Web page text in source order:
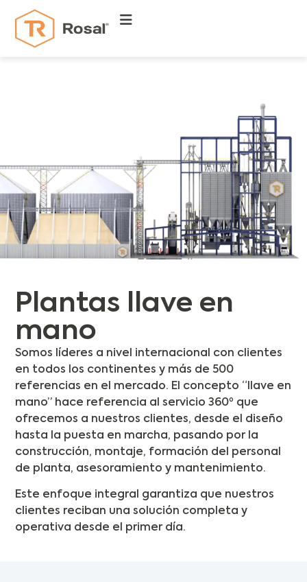
Plantas llave en
mano
Somos líderes a nivel internacional con clientes
en todos los continentes y más de 500
referencias en el mercado. El concepto “llave en
mano” hace referencia al servicio 360º que
ofrecemos a nuestros clientes, desde el diseño
hasta la puesta en marcha, pasando por la
construcción, montaje, formación del personal
de planta, asesoramiento y mantenimiento.
Este enfoque integral garantiza que nuestros
clientes reciban una solución completa y
operativa desde el primer día.